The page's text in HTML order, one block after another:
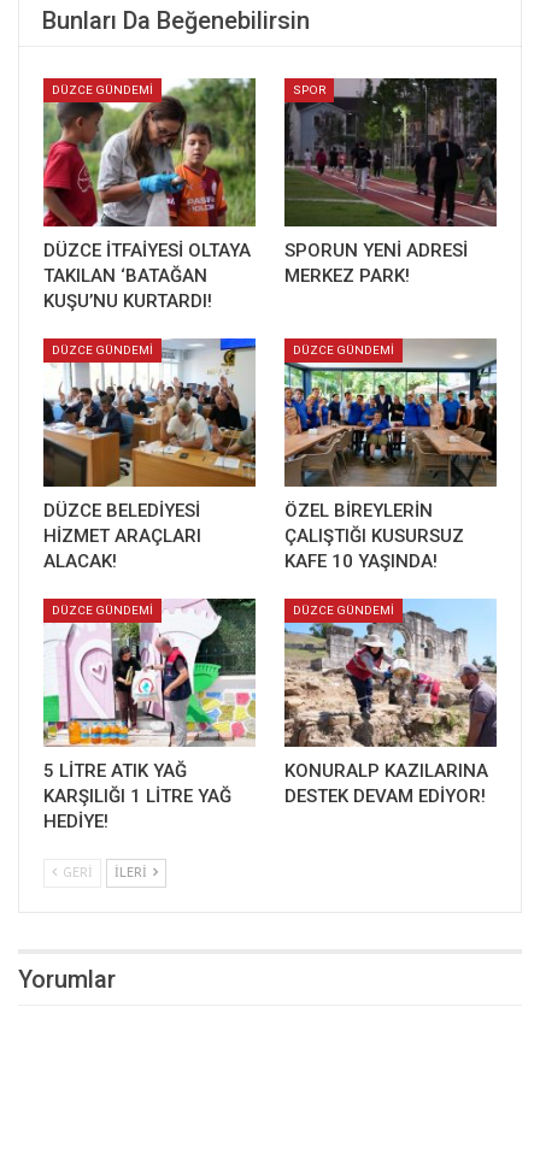
Bunları Da Beğenebilirsin
DÜZCE GÜNDEMİ
DÜZCE İTFAİYESİ OLTAYA
TAKILAN ‘BATAĞAN
KUŞU’NU KURTARDI!
SPOR
SPORUN YENİ ADRESİ
MERKEZ PARK!
DÜZCE GÜNDEMİ
DÜZCE BELEDİYESİ
HİZMET ARAÇLARI
ALACAK!
DÜZCE GÜNDEMİ
ÖZEL BİREYLERİN
ÇALIŞTIĞI KUSURSUZ
KAFE 10 YAŞINDA!
DÜZCE GÜNDEMİ
5 LİTRE ATIK YAĞ
KARŞILIĞI 1 LİTRE YAĞ
HEDİYE!
DÜZCE GÜNDEMİ
KONURALP KAZILARINA
DESTEK DEVAM EDİYOR!
GERI İLERI
Yorumlar